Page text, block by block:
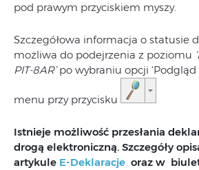
pod prawym przyciskiem myszy.
Szczegółowa informacja o statusie
możliwa do podejrzenia z poziomu
PIT-8AR’po wybraniu opcji ‘Podgląd
menu przy przycisku
Istnieje możliwość przesłania
drogą elektroniczną. Szczegóły
artykule E‑Deklaracje oraz w